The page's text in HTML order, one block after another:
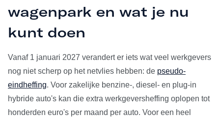
wagenpark en wat je nu
kunt doen
Vanaf 1 januari 2027 verandert er iets wat veel werkgevers
nog niet scherp op het netvlies hebben: de pseudo-
eindheffing. Voor zakelijke benzine-, diesel- en plug-in
hybride auto's kan die extra werkgeversheffing oplopen tot
honderden euro's per maand per auto. Voor een heel